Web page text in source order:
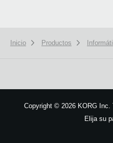
Inicio Productos
Copyright © 2026 KORG Inc.
Elija su